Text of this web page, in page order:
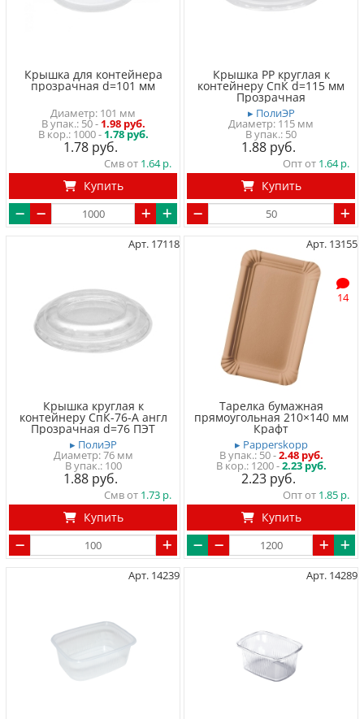
Крышка для контейнера
прозрачная d=101 мм
Диаметр: 101 мм
50- 1.98 руб.
1000 - 1.78 руб.
1.78
Смв от 1.64
Купить
Крышка PP круглая к
контейнеру СпК d=115 мм
Прозрачная
▸ ПолиЭР
Диаметр: 115 мм
50
1.88
Опт от 1.64
Купить
Арт. 17118
Крышка круглая к
контейнеру СпК-76-А англ
Прозрачная d=76 ПЭТ
▸ ПолиЭР
Диаметр: 76 мм
100
1.88
Смв от 1.73
Купить
Арт. 13155
14
Тарелка бумажная
прямоугольная 210×140 мм
Крафт
▸ Papperskopp
50-2.48 руб.
1200 -2.23 руб.
2.23
Опт от 1.85
Купить
Арт. 14239 Арт. 14289